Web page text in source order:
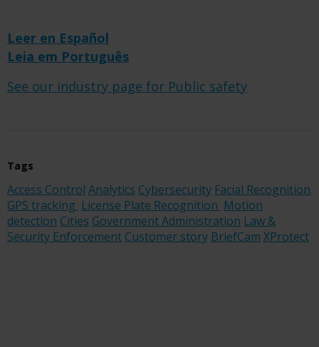
Leer en Español
Leia em Português
See our industry page for Public safety
Tags
Access Control Analytics Cybersecurity Facial Recognition
GPS tracking License Plate Recognition Motion
detection Cities Government Administration Law &
Security Enforcement Customer story BriefCam XProtect